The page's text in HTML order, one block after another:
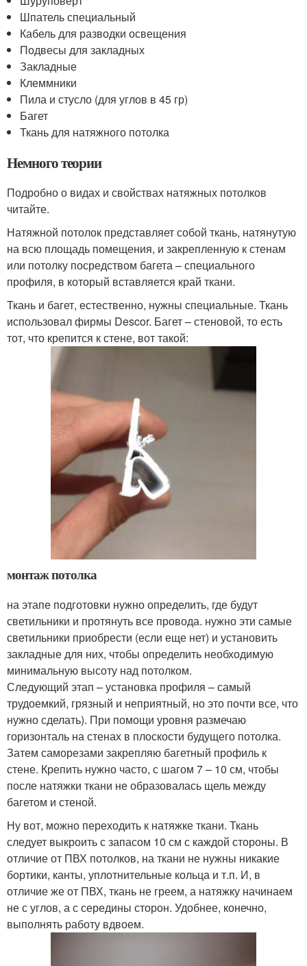
Шпатель специальный
Кабель для разводки освещения
Подвесы для закладных
Закладные
Клеммники
Пила и стусло (для углов в 45 гр)
Багет
Ткань для натяжного потолка
Немного теории
Подробно о видах и свойствах натяжных потолков
читайте.
Натяжной потолок представляет собой ткань, натянутую
на всю площадь помещения, и закрепленную к стенам
или потолку посредством багета – специального
профиля, в который вставляется край ткани.
Ткань и багет, естественно, нужны специальные. Ткань
использовал фирмы Descor. Багет – стеновой, то есть
тот, что крепится к стене, вот такой:
монтаж потолка
на этапе подготовки нужно определить, где будут
светильники и протянуть все провода. нужно эти самые
светильники приобрести (если еще нет) и установить
закладные для них, чтобы определить необходимую
минимальную высоту над потолком.
Следующий этап – установка профиля – самый
трудоемкий, грязный и неприятный, но это почти все, что
нужно сделать). При помощи уровня размечаю
горизонталь на стенах в плоскости будущего потолка.
Затем саморезами закрепляю багетный профиль к
стене. Крепить нужно часто, с шагом 7 – 10 см, чтобы
после натяжки ткани не образовалась щель между
багетом и стеной.
Ну вот, можно переходить к натяжке ткани. Ткань
следует выкроить с запасом 10 см с каждой стороны. В
отличие от ПВХ потолков, на ткани не нужны никакие
бортики, канты, уплотнительные кольца и т.п. И, в
отличие же от ПВХ, ткань не греем, а натяжку начинаем
не с углов, а с середины сторон. Удобнее, конечно,
выполнять работу вдвоем.